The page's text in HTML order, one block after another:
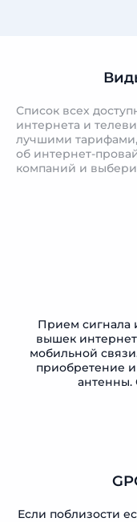
Список всех
интернета и
лучшими
об интернет-
компаний и
Прием сигнала
вышек
мобильной
приобретение и
антенны.
Если поблизости